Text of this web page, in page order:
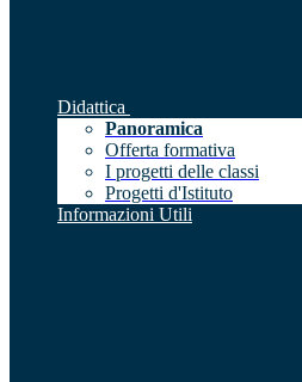
Didattica
Panoramica
Offerta formativa
I progetti delle classi
Progetti d'Istituto
Informazioni Utili